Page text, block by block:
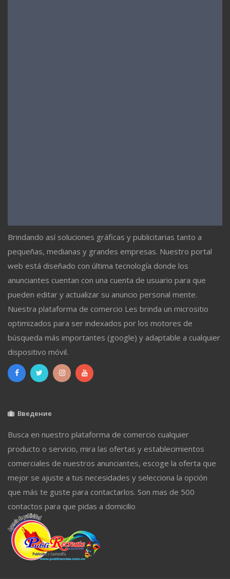
Brindando así soluciones gráficas y publicitarias tanto a
pequeñas, medianas y grandes empresas. Nuestro portal
web está diseñado con última tecnología donde los
anunciantes cuentan con una cuenta de usuario para que
pueden editar y actualizar su anuncio personal mente.
Nuestra plataforma de comercio Les brinda un micrositio
optimizados para ser indexados por los motores de
búsqueda más importantes (google) y adaptable a cualquier
dispositivo móvil.
Введение
Busca en nuestro plataforma de comercio cualquier
producto o servicio, mira las ofertas y establecimientos
comerciales de nuestros anunciantes, escoge la oferta que
mejor se ajuste a tus necesidades y selecciona la opción
que más te guste para contactarlos. Son mas de 500
contactos para que pidas a domicilio